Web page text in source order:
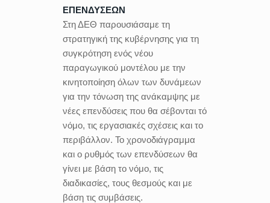
ΕΠΕΝΔΥΣΕΩΝ
Στη ΔΕΘ παρουσιάσαμε τη
στρατηγική της κυβέρνησης για τη
συγκρότηση ενός νέου
παραγωγικού μοντέλου με την
κινητοποίηση όλων των δυνάμεων
για την τόνωση της ανάκαμψης με
νέες επενδύσεις που θα σέβονται τό
νόμο, τις εργασιακές σχέσεις και το
περιβάλλον. Το χρονοδιάγραμμα
και ο ρυθμός των επενδύσεων θα
γίνει με βάση το νόμο, τις
διαδικασίες, τους θεσμούς και με
βάση τις συμβάσεις.